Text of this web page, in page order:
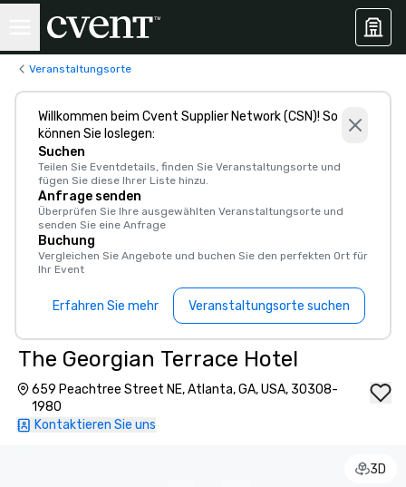
Veranstaltungsorte
Willkommen beim Cvent Supplier Network (CSN)! So
können Sie loslegen:
Suchen
Teilen Sie Eventdetails, finden Sie Veranstaltungsorte und
fügen Sie diese Ihrer Liste hinzu.
Anfrage senden
Überprüfen Sie Ihre ausgewählten Veranstaltungsorte und
senden Sie eine Anfrage
Buchung
Vergleichen Sie Angebote und buchen Sie den perfekten Ort für
Ihr Event
Erfahren Sie mehr Veranstaltungsorte suchen
The Georgian Terrace Hotel
659 Peachtree Street NE, Atlanta, GA, USA, 30308-
1980
Kontaktieren Sie uns
3D